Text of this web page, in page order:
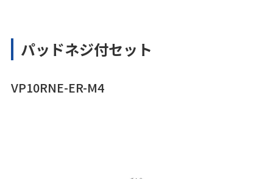
パッドネジ付セット
VP10RNE-ER-M4